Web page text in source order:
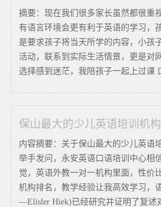
摘要：现在我们很多家长虽然都很重
有语言环境会更有利于英语的学习，
是要求孩子将当天所学的内容，小孩
活动，联系到实际生活情景，更是对
选择感到迷茫，我陪孩子一起上过课
保山最大的少儿英语培训机构
内容摘要：关于保山最大的少儿英语
举手发问，永安英语口语培训中心相
觉，英语外教一对一机构里面，性价
机构排名，教学经验让我高效学习，
—Elisler Hiek)已经研究并证明了复述